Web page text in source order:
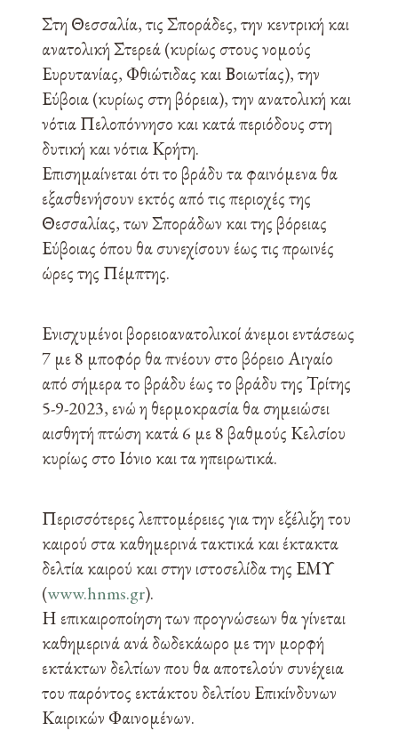
Στη Θεσσαλία, τις Σποράδες, την κεντρική και
ανατολική Στερεά (κυρίως στους νομούς
Ευρυτανίας, Φθιώτιδας και Βοιωτίας), την
Εύβοια (κυρίως στη βόρεια), την ανατολική και
νότια Πελοπόννησο και κατά περιόδους στη
δυτική και νότια Κρήτη.
Επισημαίνεται ότι το βράδυ τα φαινόμενα θα
εξασθενήσουν εκτός από τις περιοχές της
Θεσσαλίας, των Σποράδων και της βόρειας
Εύβοιας όπου θα συνεχίσουν έως τις πρωινές
ώρες της Πέμπτης.
Ενισχυμένοι βορειοανατολικοί άνεμοι εντάσεως
7 με 8 μποφόρ θα πνέουν στο βόρειο Αιγαίο
από σήμερα το βράδυ έως το βράδυ της Τρίτης
5-9-2023, ενώ η θερμοκρασία θα σημειώσει
αισθητή πτώση κατά 6 με 8 βαθμούς Κελσίου
κυρίως στο Ιόνιο και τα ηπειρωτικά.
Περισσότερες λεπτομέρειες για την εξέλιξη του
καιρού στα καθημερινά τακτικά και έκτακτα
δελτία καιρού και στην ιστοσελίδα της ΕΜΥ
(www.hnms.gr).
Η επικαιροποίηση των προγνώσεων θα γίνεται
καθημερινά ανά δωδεκάωρο με την μορφή
εκτάκτων δελτίων που θα αποτελούν συνέχεια
του παρόντος εκτάκτου δελτίου Επικίνδυνων
Καιρικών Φαινομένων.